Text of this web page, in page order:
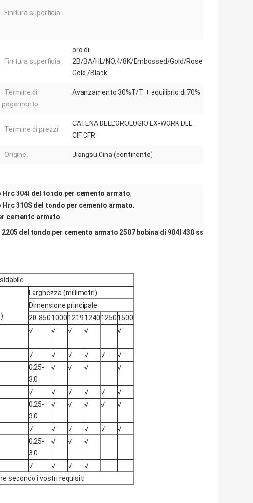
Finitura superficia:
Finitura superficia:
oro di
2B/BA/HL/NO.4/8K/Embossed/Gold/Rose
Gold /Black
Termine di
pagamento:
Avanzamento 30%T/T + equilibrio di 70%
Termine di prezzi:
CATENA DELL'OROLOGIO EX-WORK DEL
CIF CFR
Origine: Jiangsu Cina (continente)
Hrc 304l del tondo per cemento armato,
310S del tondo per cemento armato,
cemento armato
del tondo per cemento armato 2507 bobina di 904l 430 ss
Larghezza (millimetri)
Dimensione principale
20-850 1000 1219 1240 1250 1500
√ √ √ √ √
√ √ √ √ √
√
0.25-
3.0
√ √ √ √
√ √ √ √ √
√
0.25-
3.0
√ √ √ √ √
√ √ √ √ √
√
0.25-
3.0
√ √ √
√ √ √
√
secondo i vostri requisiti